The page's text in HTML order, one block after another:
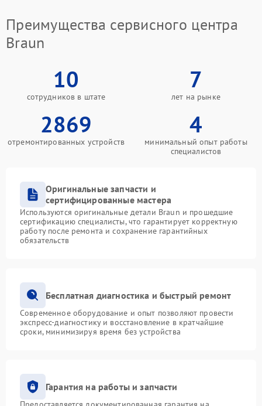
Преимущества сервисного центра
Braun
10
сотрудников в штате
7
лет на рынке
2869
отремонтированных устройств
4
минимальный опыт работы
специалистов
Оригинальные запчасти и
сертифицированные мастера
Используются оригинальные детали Braun и прошедшие
сертификацию специалисты, что гарантирует корректную
работу после ремонта и сохранение гарантийных
обязательств
Бесплатная диагностика и быстрый ремонт
Современное оборудование и опыт позволяют провести
экспресс-диагностику и восстановление в кратчайшие
сроки, минимизируя время без устройства
Гарантия на работы и запчасти